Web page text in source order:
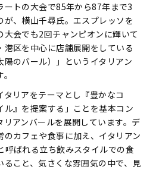
ートの大会で85年から87年まで3
が、横山千尋氏。エスプレッソを
会でも2回チャンピオンに輝いて
港区を中心に店舗展開をしている
陽のバール）」というイタリアン
リアをテーマとし『豊かなコ
ル』を提案する」ことを基本コン
アンバールを展開しています。デ
カフェや食事に加え、イタリアン
呼ばれる立ち飲みスタイルでの食
こと、気さくな雰囲気の中で、見